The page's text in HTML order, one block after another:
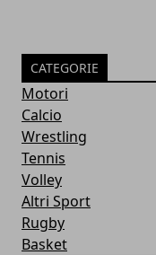
CATEGORIE
Motori
Calcio
Wrestling
Tennis
Volley
Altri Sport
Rugby
Basket